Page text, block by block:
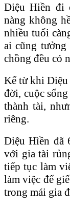
Diệu Hiền đi
nàng không
nhiều tuổi
ai cũng tưởng
chồng đều có
Kể từ khi
đời, cuộc
thành tài,
riêng.
Diệu Hìền đã
với gia tài
tiếp tục làm
làm việc để
trong mái gia